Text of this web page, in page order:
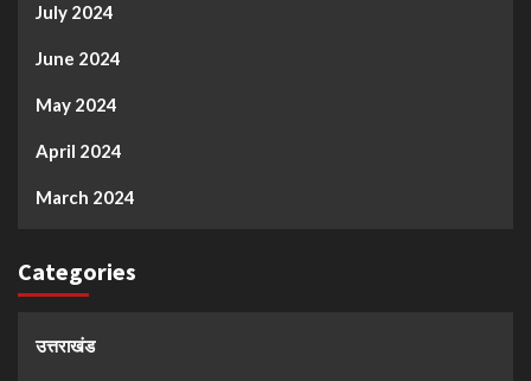
July 2024
June 2024
May 2024
April 2024
March 2024
Categories
उत्तराखंड